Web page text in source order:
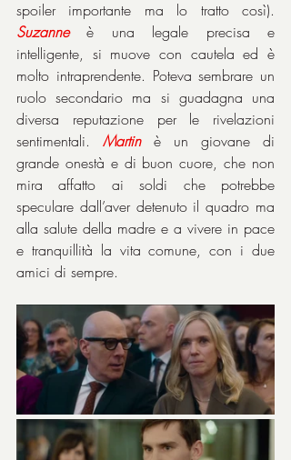
Suzanne è una legale precisa e
intelligente, si muove con cautela ed è
molto intraprendente. Poteva sembrare un
ruolo secondario ma si guadagna una
diversa reputazione per le rivelazioni
sentimentali. Martin è un giovane di
grande onestà e di buon cuore, che non
mira affatto ai soldi che potrebbe
speculare dall’aver detenuto il quadro ma
alla salute della madre e a vivere in pace
e tranquillità la vita comune, con i due
amici di sempre.